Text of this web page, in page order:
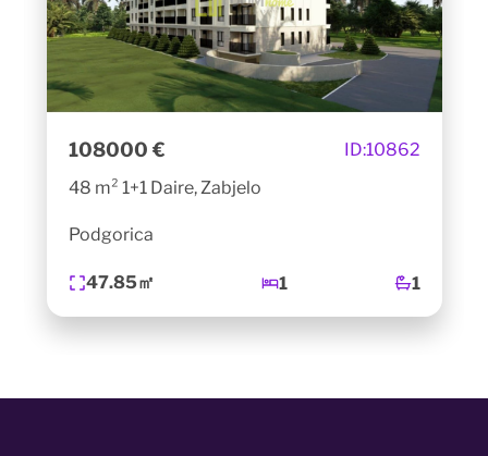
108000 € ID:10862
48 m² 1+1 Daire, Zabjelo
Podgorica
47.85㎡ 1 1